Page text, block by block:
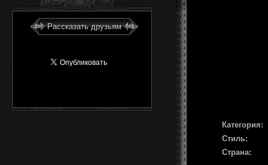
Рассказать друзьям
Категория:
Стиль:
Страна: